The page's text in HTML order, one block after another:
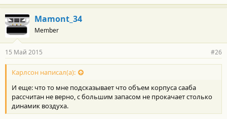
Mamont_34
Member
15 Май 2015 #26
Карлсон написал(а):
И еще: что то мне подсказывает что объем корпуса сааба
рассчитан не верно, с большим запасом не прокачает столько
динамик воздуха.